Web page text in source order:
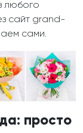
любого
сайт grand-
сами.
просто